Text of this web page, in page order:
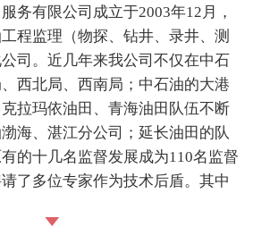
务有限公司成立于2003年12月，
程监理（物探、钻井、录井、测
司。近几年来我公司不仅在中石
西北局、西南局；中石油的大港
拉玛依油田、青海油田队伍不断
海、湛江分公司；延长油田的队
的十几名监督发展成为110名监督
了多位专家作为技术后盾。其中